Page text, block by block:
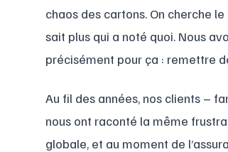
chaos des cartons. On cherche
sait plus qui a noté quoi. Nous
précisément pour ça : remettre
Au fil des années, nos clients –
nous ont raconté la même
globale, et au moment de